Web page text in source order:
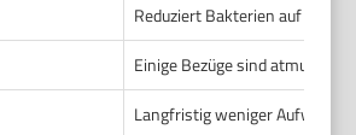
Reduziert Bakterien auf der
Einige Bezüge sind
Langfristig weniger Aufwand